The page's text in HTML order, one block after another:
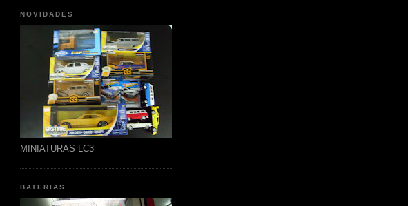
NOVIDADES
MINIATURAS LC3
BATERIAS